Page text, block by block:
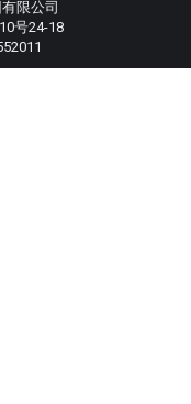
限公司
号24-18